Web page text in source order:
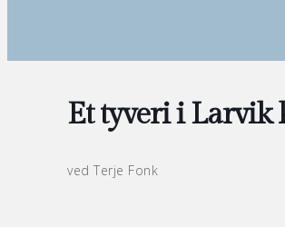
Et tyveri i Larvik
ved Terje Fonk